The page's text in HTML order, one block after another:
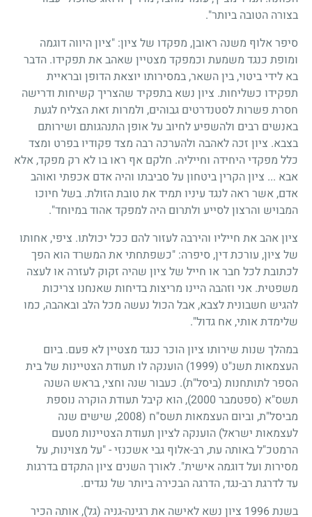
בצורה הטובה ביותר".
סיפר אלוף משנה ראובן, מפקדו של ציון: "ציון היווה דוגמה
ומופת כנגד משמעת וכמפקד מצטיין שאהב את תפקידו. הדבר
בא לידי ביטוי, בין השאר, במסירותו יוצאת הדופן ובראיית
תפקידו כשליחות. ציון נשא בתפקיד שהצריך קשיחות ודרישה
חסרת פשרות לסטנדרטים גבוהים, ולמרות זאת הצליח לגעת
באנשים רבים ולהשפיע לחיוב על אופן התנהגותם ושירותם
בצבא. ציון זכה לאהבה ולהערכה רבה מצד פקודיו בפרט ומצד
כלל מפקדי היחידה וחייליה. חלקם אף ראו בו לא רק מפקד, אלא
אבא ... ציון הקרין ביטחון על סביבתו והיה אדם אכפתי ואוהב
אדם, אשר ראה לנגד עיניו תמיד את טובת הזולת. בשל חיוכו
המבויש והרצון לסייע ולתרום היה למפקד אהוד במיוחד".
ציון אהב את חייליו והירבה לעזור להם ככל יכולתו. ציפי, אחותו
של ציון, עורכת דין, סיפרה: "כשפתחתי את המשרד הוא הפך
לכתובת לכל חבר או חייל של ציון שהיה זקוק לעזרה או לעצה
משפטית. אני וזהבה היינו מריצות בדיחות שאנחנו צריכות
להגיש חשבונית לצבא, אבל הכול נעשה מכל הלב ובאהבה, כמו
שלימדת אותי, אח גדול".
במהלך שנות שירותו ציון הוכר כנגד מצטיין לא פעם. ביום
העצמאות תשנ"ט (1999) הוענקה לו תעודת הצטיינות של בית
הספר לתותחנות (ביסל"ת). כעבור שנה וחצי, בראש השנה
תשס"א (ספטמבר 2000), הוא קיבל תעודת הוקרה נוספת
מביסל"ת, וביום העצמאות תשס"ח (2008, שישים שנה
לעצמאות ישראל) הוענקה לציון תעודת הצטיינות מטעם
הרמטכ"ל באותה עת, רב-אלוף גבי אשכנזי - "על מצוינות, על
מסירות ועל דוגמה אישית". לאורך השנים ציון התקדם בדרגות
עד לדרגת רב-נגד, הדרגה הבכירה ביותר של נגדים.
בשנת 1996 ציון נשא לאישה את רגינה-גניה (גל), אותה הכיר